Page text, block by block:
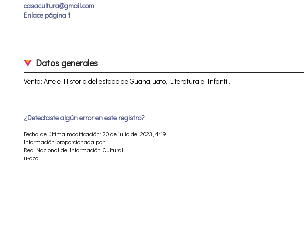
casacultura@gmail.com
Enlace página 1
Datos generales
Venta: Arte e Historia del estado de Guanajuato, Literatura e Infantil.
¿Detectaste algún error en este registro?
Fecha de última modificación: 20 de julio del 2023, 4:19
Información proporcionada por:
Red Nacional de Información Cultural
u-aco